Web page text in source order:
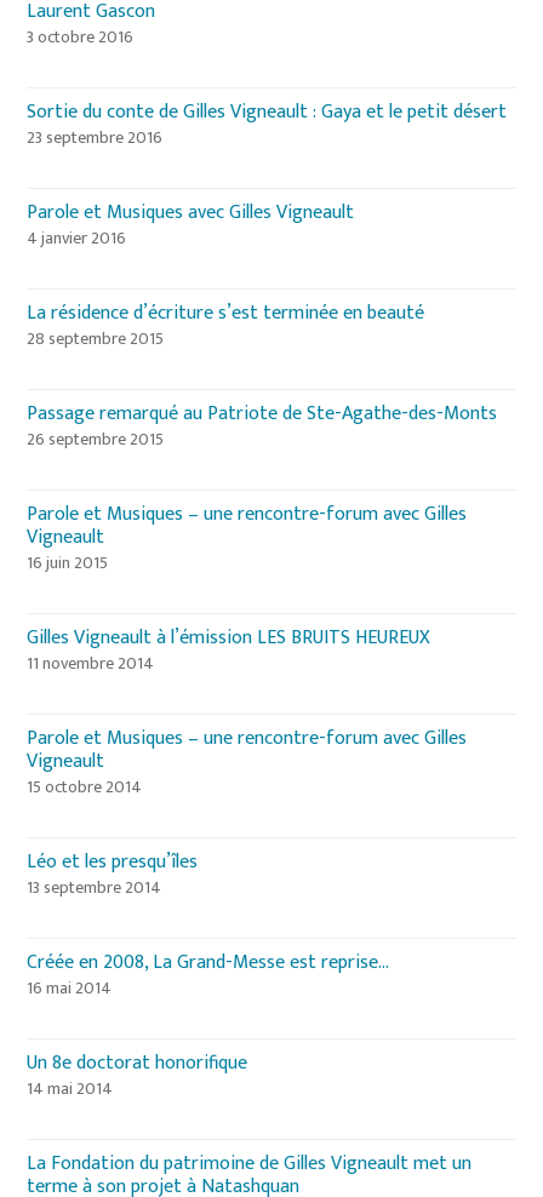
Laurent Gascon
3 octobre 2016
Sortie du conte de Gilles Vigneault : Gaya et le petit désert
23 septembre 2016
Parole et Musiques avec Gilles Vigneault
4 janvier 2016
La résidence d’écriture s’est terminée en beauté
28 septembre 2015
Passage remarqué au Patriote de Ste-Agathe-des-Monts
26 septembre 2015
Parole et Musiques – une rencontre-forum avec Gilles
Vigneault
16 juin 2015
Gilles Vigneault à l’émission LES BRUITS HEUREUX
11 novembre 2014
Parole et Musiques – une rencontre-forum avec Gilles
Vigneault
15 octobre 2014
Léo et les presqu’îles
13 septembre 2014
Créée en 2008, La Grand-Messe est reprise…
16 mai 2014
Un 8e doctorat honorifique
14 mai 2014
La Fondation du patrimoine de Gilles Vigneault met un
terme à son projet à Natashquan